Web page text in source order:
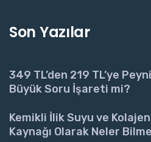
Son Yazılar
349 TL’den 219 TL’ye
Büyük Soru İşareti mi?
Kemikli İlik Suyu ve
Kaynağı Olarak Neler